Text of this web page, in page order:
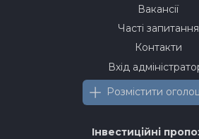
Вакансії
Часті запитання
Контакти
Вхід
Розмістити
Інвестиційні